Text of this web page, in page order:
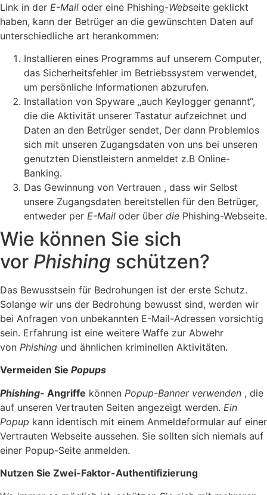
Link in der E-Mail oder eine Phishing-Webseite geklickt
haben, kann der Betrüger an die gewünschten Daten auf
unterschiedliche art herankommen:
Installieren eines Programms auf unserem Computer,
das Sicherheitsfehler im Betriebssystem verwendet,
um persönliche Informationen abzurufen.
Installation von Spyware „auch Keylogger genannt“,
die die Aktivität unserer Tastatur aufzeichnet und
Daten an den Betrüger sendet, Der dann Problemlos
sich mit unseren Zugangsdaten von uns bei unseren
genutzten Dienstleistern anmeldet z.B Online-
Banking.
Das Gewinnung von Vertrauen , dass wir Selbst
unsere Zugangsdaten bereitstellen für den Betrüger,
entweder per E-Mail oder über die Phishing-Webseite.
Wie können Sie sich
vor Phishing schützen?
Das Bewusstsein für Bedrohungen ist der erste Schutz.
Solange wir uns der Bedrohung bewusst sind, werden wir
bei Anfragen von unbekannten E-Mail-Adressen vorsichtig
sein. Erfahrung ist eine weitere Waffe zur Abwehr
von Phishing und ähnlichen kriminellen Aktivitäten.
Vermeiden Sie Popups
Phishing- Angriffe können Popup-Banner verwenden , die
auf unseren Vertrauten Seiten angezeigt werden. Ein
Popup kann identisch mit einem Anmeldeformular auf einer
Vertrauten Webseite aussehen. Sie sollten sich niemals auf
einer Popup-Seite anmelden.
Nutzen Sie Zwei-Faktor-Authentifizierung